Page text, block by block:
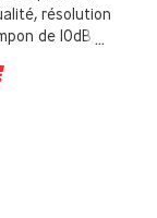
résolution
de 10dB,
robuste